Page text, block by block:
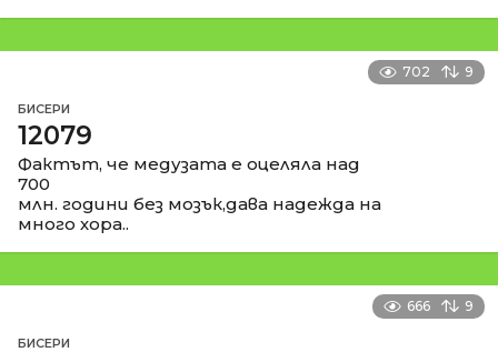
702 9
БИСЕРИ
12079
Фактът, че медузата е оцеляла над
700
млн. години без мозък,дава надежда на
много хора..
666 9
БИСЕРИ